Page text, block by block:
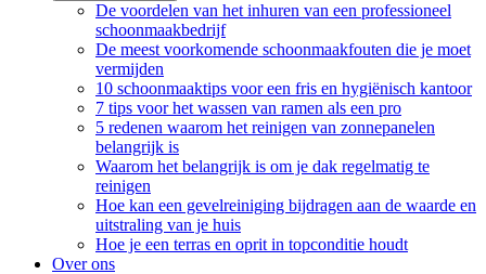
De voordelen van het inhuren van een professioneel
schoonmaakbedrijf
De meest voorkomende schoonmaakfouten die je moet
vermijden
10 schoonmaaktips voor een fris en hygiënisch kantoor
7 tips voor het wassen van ramen als een pro
5 redenen waarom het reinigen van zonnepanelen
belangrijk is
Waarom het belangrijk is om je dak regelmatig te
reinigen
Hoe kan een gevelreiniging bijdragen aan de waarde en
uitstraling van je huis
Hoe je een terras en oprit in topconditie houdt
Over ons